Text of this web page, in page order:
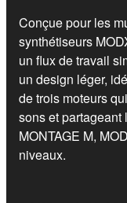
Conçue pour les
synthétiseurs
un flux de travail
un design léger,
de trois moteurs
sons et
MONTAGE M,
niveaux.